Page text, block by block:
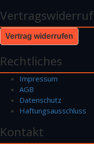
Vertragswiderruf
Vertrag widerrufen
Rechtliches
Impressum
AGB
Datenschutz
Haftungsausschluss
Kontakt